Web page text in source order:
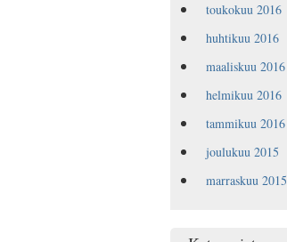
toukokuu 2016
huhtikuu 2016
maaliskuu 2016
helmikuu 2016
tammikuu 2016
joulukuu 2015
marraskuu 2015